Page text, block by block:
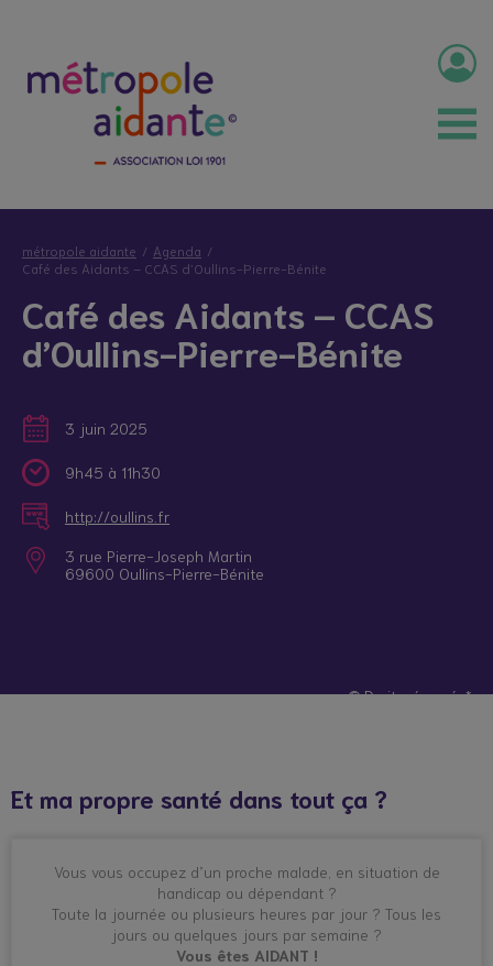
métropole aidante
Agenda
Café des Aidants – CCAS d’Oullins-Pierre-Bénite
Café des Aidants – CCAS
d’Oullins-Pierre-Bénite
3 juin 2025
9h45 à 11h30
http://oullins.fr
3 rue Pierre-Joseph Martin
69600 Oullins-Pierre-Bénite
© Droits réservés*
Et ma propre santé dans tout ça ?
Vous vous occupez d’un proche malade, en situation de
handicap ou dépendant ?
Toute la journée ou plusieurs heures par jour ? Tous les
jours ou quelques jours par semaine ?
Vous êtes AIDANT !